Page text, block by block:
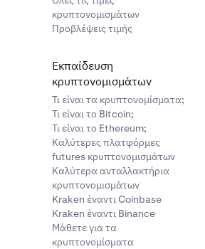
κρυπτονομισμάτων
Προβλέψεις τιμής
Εκπαίδευση
κρυπτονομισμάτων
Τι είναι τα κρυπτονομίσματα;
Τι είναι το Bitcoin;
Τι είναι το Ethereum;
Καλύτερες πλατφόρμες
futures κρυπτονομισμάτων
Καλύτερα ανταλλακτήρια
κρυπτονομισμάτων
Kraken έναντι Coinbase
Kraken έναντι Binance
Μάθετε για τα
κρυπτονομίσματα